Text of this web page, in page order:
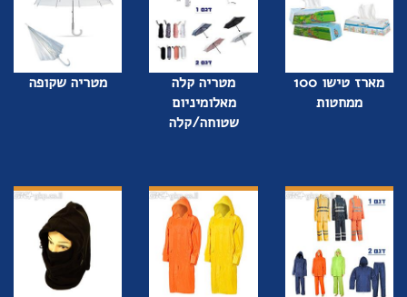
מארז טישו 100
ממחטות
מטריה קלה
מאלומיניום
שטוחה/קלה
מטריה שקופה